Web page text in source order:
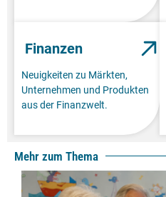
Finanzen
Neuigkeiten zu Märkten,
Unternehmen und Produkten
aus der Finanzwelt.
Mehr zum Thema